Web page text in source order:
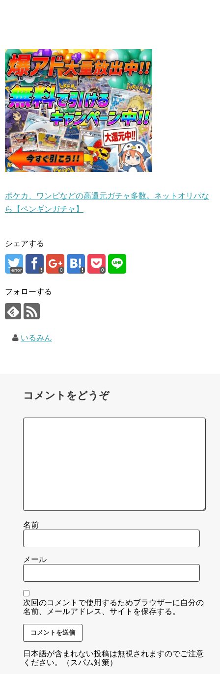
ポケカ、ワンピなどの高還元ガチャ多数。ネットオリパな
ら【ペンギンガチャ】
シェアする
error 0 0
フォローする
いるみん
コメントをどうぞ
名前
メール
次回のコメントで使用するためブラウザーに自分の
名前、メールアドレス、サイトを保存する。
日本語が含まれない投稿は無視されますのでご注意
ください。（スパム対策）